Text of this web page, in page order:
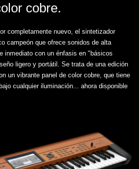
cobre.
completamente nuevo, el sintetizador
campeón que ofrece sonidos de alta
inmediato con un énfasis en "básicos
ligero y portátil. Se trata de una edición
un vibrante panel de color cobre, que tiene
cualquier iluminación... ahora disponible